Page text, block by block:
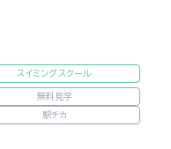
スイミングスクール
無料見学
駅チカ